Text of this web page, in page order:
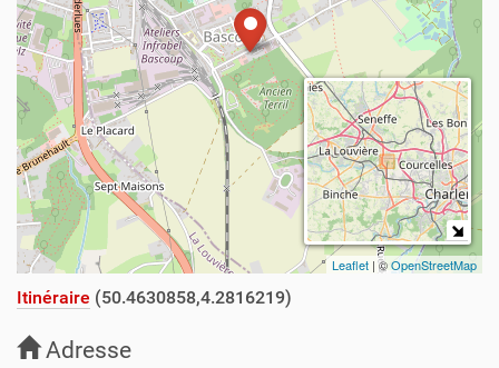
Leaflet | ©OpenStreetMap
Itinéraire (50.4630858,4.2816219)
Adresse